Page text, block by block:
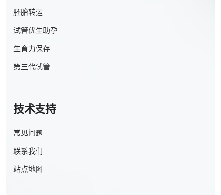
胚胎转运
试管优生助孕
生育力保存
第三代试管
技术支持
常见问题
联系我们
站点地图